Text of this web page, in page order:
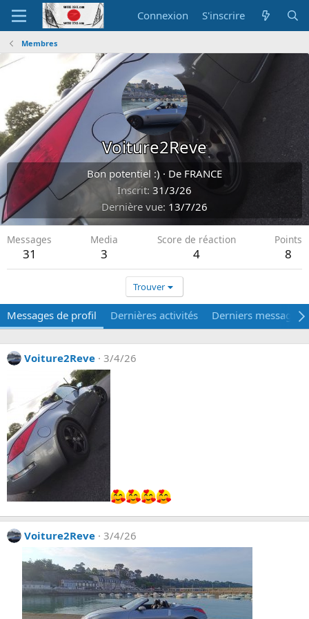
Connexion S'inscrire
Membres
Voiture2Reve
Bon potentiel :) · De FRANCE
Inscrit 31/3/26
Dernière vue 13/7/26
Messages
31
Media
3
Score de réaction
4
Points
8
Trouver
Messages de profil Dernières activités Derniers messages
Voiture2Reve 3/4/26
Voiture2Reve 3/4/26